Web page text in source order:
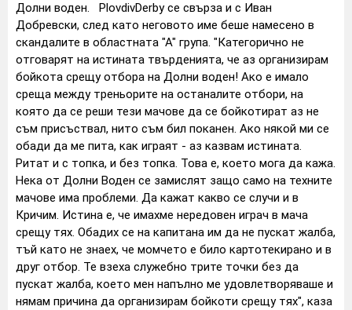
Долни воден. PlovdivDerby се свърза и с Иван
Добревски, след като неговото име беше намесено в
скандалите в областната "А" група. "Категорично не
отговарят на истината твърденията, че аз организирам
бойкота срещу отбора на Долни воден! Ако е имало
среща между треньорите на останалите отбори, на
която да се реши тези мачове да се бойкотират аз не
съм присъствал, нито съм бил поканен. Ако някой ми се
обади да ме пита, как играят - аз казвам истината.
Ритат и с топка, и без топка. Това е, което мога да кажа.
Нека от Долни Воден се замислят защо само на техните
мачове има проблеми. Да кажат какво се случи и в
Кричим. Истина е, че имахме нередовен играч в мача
срещу тях. Обадих се на капитана им да не пускат жалба,
тъй като не знаех, че момчето е било картотекирано и в
друг отбор. Те взеха служебно трите точки без да
пускат жалба, което мен напълно ме удовлетворяваше и
нямам причина да организирам бойкоти срещу тях", каза